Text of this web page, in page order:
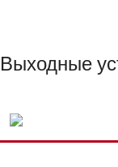
Выходные